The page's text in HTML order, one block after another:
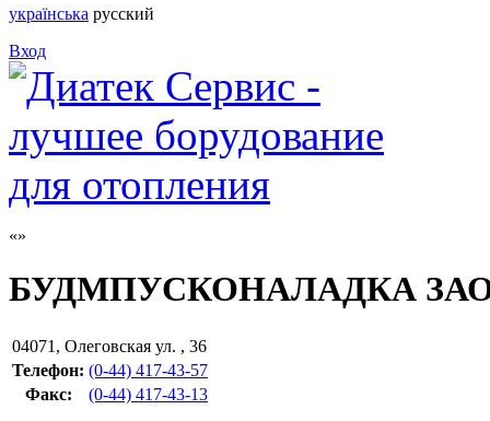
українська русский
Вход
БУДМПУСКОНАЛАДКА
04071 , Олеговская ул. , 36
Телефон: (0-44) 417-43-57
Факс: (0-44) 417-43-13